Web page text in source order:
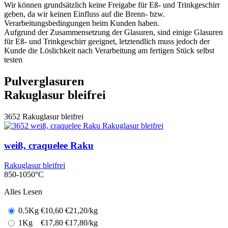
Wir können grundsätzlich keine Freigabe für Eß- und Trinkgeschirr
geben, da wir keinen Einfluss auf die Brenn- bzw.
Verarbeitungsbedingungen beim Kunden haben.
Aufgrund der Zusammensetzung der Glasuren, sind einige Glasuren
für Eß- und Trinkgeschirr geeignet, letztendlich muss jedoch der
Kunde die Löslichkeit nach Verarbeitung am fertigen Stück selbst
testen
Pulverglasuren
Rakuglasur bleifrei
3652 Rakuglasur bleifrei
weiß, craquelee Raku
Rakuglasur bleifrei
850-1050°C
Alles Lesen
0.5Kg €10,60 €21,20/kg
1Kg
€17,80 €17,80/kg